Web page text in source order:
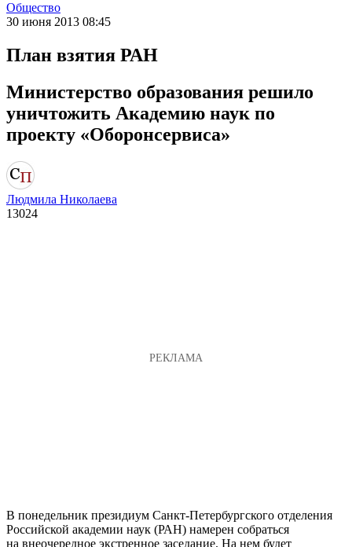
Общество
30 июня 2013 08:45
План взятия РАН
Министерство образования решило
уничтожить Академию наук по
проекту «Оборонсервиса»
Людмила Николаева
13024
В понедельник президиум Санкт-Петербургского отделения
Российской академии наук (РАН) намерен собраться
на внеочередное экстренное заседание. На нем будет